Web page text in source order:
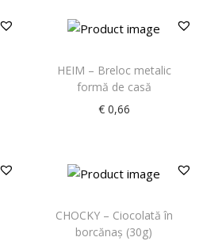
HEIM – Breloc metalic
formă de casă
€0,66
CHOCKY – Ciocolată în
borcănaş (30g)